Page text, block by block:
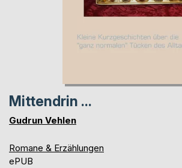
Mittendrin ...
Gudrun Vehlen
Romane & Erzählungen
ePUB